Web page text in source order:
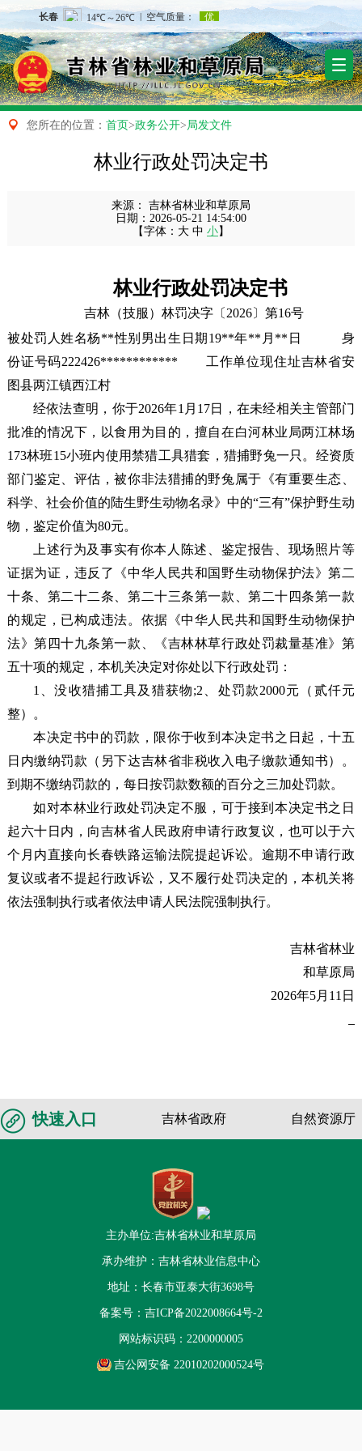
 您所在的位置： 首页>政务公开> 局发文件
林业行政处罚决定书
来源：
吉林省林业和草原局
日期： 2026-05-21 14:54:00
【字体： 大 中 小】
林业行政处罚决定书
吉林（技服）林罚决字〔2026〕第16号
被处罚人姓名杨**性别男出生日期19**年**月**日身
份证号码222426************ 工作单位现住址吉林省安
图县两江镇西江村
经依法查明，你于2026年1月17日，在未经相关主管部门
批准的情况下，以食用为目的，擅自在白河林业局两江林场
173林班15小班内使用禁猎工具猎套，猎捕野兔一只。经资质
部门鉴定、评估，被你非法猎捕的野兔属于《有重要生态、
科学、社会价值的陆生野生动物名录》中的“三有”保护野生动
物，鉴定价值为80元。
上述行为及事实有你本人陈述、鉴定报告、现场照片等
证据为证，违反了《中华人民共和国野生动物保护法》第二
十条、第二十二条、第二十三条第一款、第二十四条第一款
的规定，已构成违法。依据《中华人民共和国野生动物保护
法》第四十九条第一款、《吉林林草行政处罚裁量基准》第
五十项的规定，本机关决定对你处以下行政处罚：
1、没收猎捕工具及猎获物;2、处罚款2000元（贰仟元
整）。
本决定书中的罚款，限你于收到本决定书之日起，十五
日内缴纳罚款（另下达吉林省非税收入电子缴款通知书）。
到期不缴纳罚款的，每日按罚款数额的百分之三加处罚款。
如对本林业行政处罚决定不服，可于接到本决定书之日
起六十日内，向吉林省人民政府申请行政复议，也可以于六
个月内直接向长春铁路运输法院提起诉讼。逾期不申请行政
复议或者不提起行政诉讼，又不履行处罚决定的，本机关将
依法强制执行或者依法申请人民法院强制执行。
吉林省林业
和草原局
2026年5月11日
快速入口 吉林省政府 自然资源厅
主办单位:吉林省林业和草原局
承办维护：吉林省林业信息中心
地址：长春市亚泰大街3698号
备案号： 吉ICP备2022008664号-2
网站标识码：2200000005
吉公网安备 22010202000524号